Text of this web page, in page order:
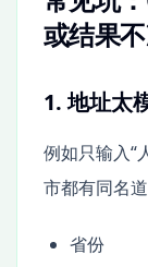
或结果
1. 地址太
例如只输入“
市都有同名
省份